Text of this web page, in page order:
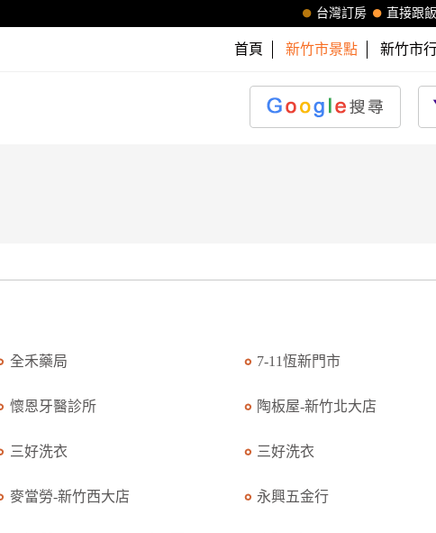
直接跟
台灣訂房
首頁 新竹市景點 新竹市
全禾藥局 7-11恆新門市
懷恩牙醫診所 陶板屋-新竹北大店
三好洗衣 三好洗衣
麥當勞-新竹西大店 永興五金行